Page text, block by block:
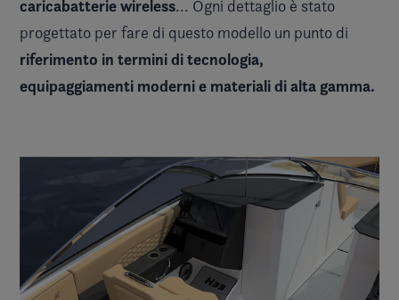
caricabatterie wireless... Ogni dettaglio è stato
progettato per fare di questo modello un punto di
riferimento in termini di tecnologia,
equipaggiamenti moderni e materiali di alta gamma.